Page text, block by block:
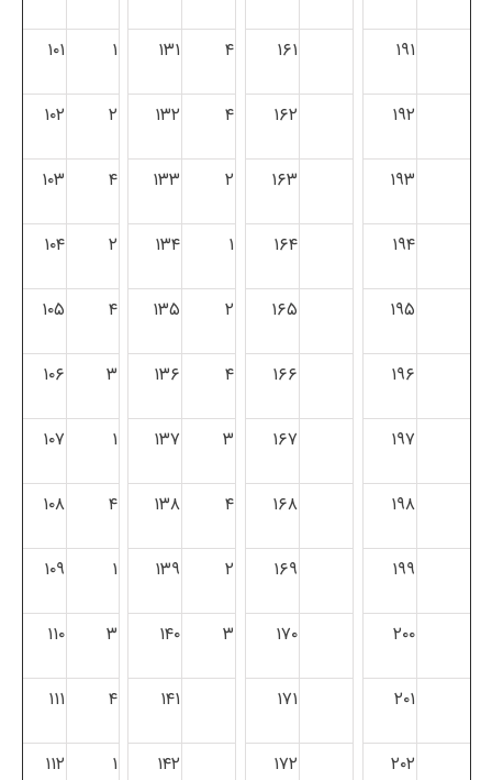
۱۹۱ ۱۶۱ ۴ ۱۳۱ ۱ ۱۰۱
۱۹۲ ۱۶۲ ۴ ۱۳۲ ۲ ۱۰۲
۱۹۳ ۱۶۳ ۲ ۱۳۳ ۴ ۱۰۳
۱۹۴ ۱۶۴ ۱ ۱۳۴ ۲ ۱۰۴
۱۹۵ ۱۶۵ ۲ ۱۳۵ ۴ ۱۰۵
۱۹۶ ۱۶۶ ۴ ۱۳۶ ۳ ۱۰۶
۱۹۷ ۱۶۷ ۳ ۱۳۷ ۱ ۱۰۷
۱۹۸ ۱۶۸ ۴ ۱۳۸ ۴ ۱۰۸
۱۹۹ ۱۶۹ ۲ ۱۳۹ ۱ ۱۰۹
۲۰۰ ۱۷۰ ۳ ۱۴۰ ۳ ۱۱۰
۲۰۱ ۱۷۱ ۱۴۱ ۴ ۱۱۱
۲۰۲ ۱۷۲ ۱۴۲ ۱ ۱۱۲